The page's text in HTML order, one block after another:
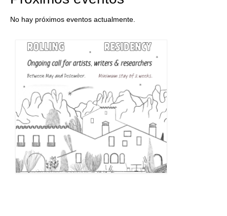
No hay próximos eventos actualmente.